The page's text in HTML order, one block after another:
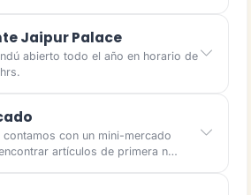
Jaipur Palace
abierto todo el año en horario de
contamos con un mini-mercado
artículos de primera n…